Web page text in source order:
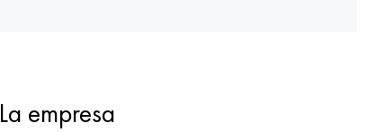
La empresa